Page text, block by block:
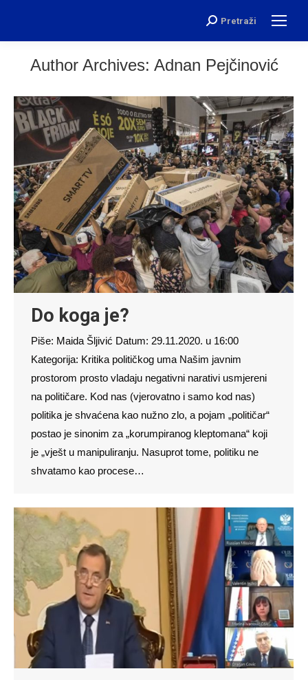
Search:
Pretraži
Author Archives: Adnan Pejčinović
Do koga je?
Piše: Maida Šljivić Datum: 29.11.2020. u 16:00
Kategorija: Kritika političkog uma Našim javnim
prostorom prosto vladaju negativni narativi usmjereni
na političare. Kod nas (vjerovatno i samo kod nas)
politika je shvaćena kao nužno zlo, a pojam „političar“
postao je sinonim za „korumpiranog kleptomana“ koji
je „vješt u manipuliranju. Nasuprot tome, politiku ne
shvatamo kao procese…